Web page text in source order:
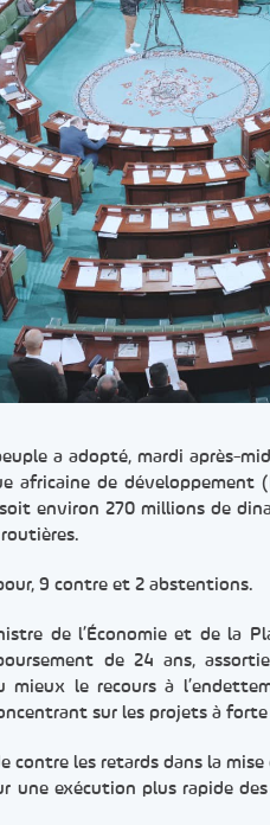
a adopté, mardi après-
africaine de développement
environ 270 millions de
9 contre et 2 abstentions.
de l’Économie et de la
de 24 ans,
mieux le recours à
sur les projets à
contre les retards dans la
une exécution plus rapide